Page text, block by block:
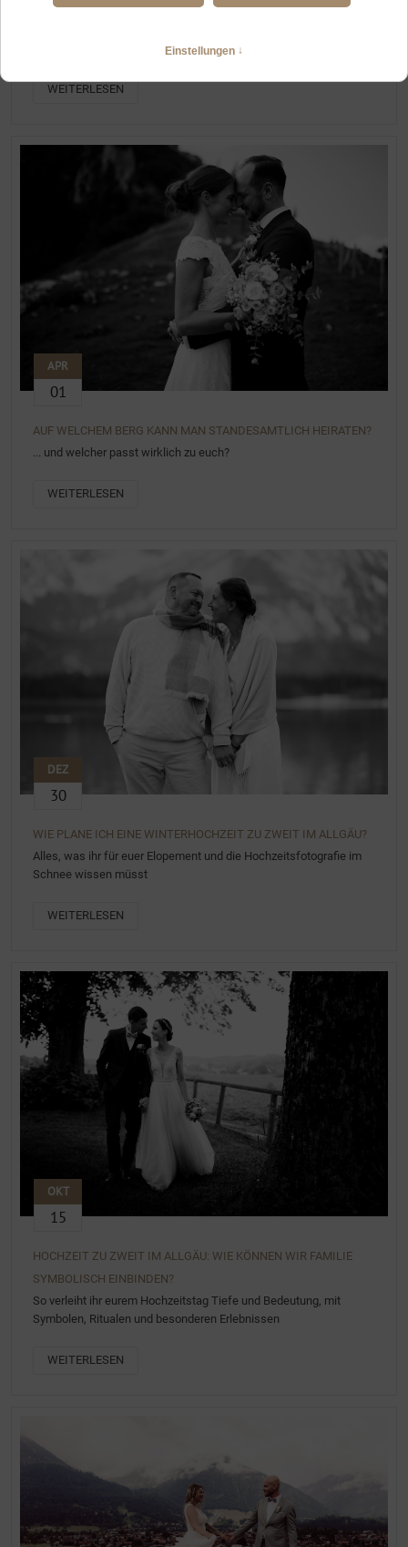
HOCHZEITSFOTOGRAFIN IM ALLGÄU MIT ERFAHRUNG BEI
Intime Hochzeit im Jagdhaus Oberstdorf und Alpe Dornach
WEITERLESEN
APR
01
AUF WELCHEM BERG KANN MAN STANDESAMTLICH HEIRATEN?
... und welcher passt wirklich zu euch?
WEITERLESEN
DEZ
30
WIE PLANE ICH EINE WINTERHOCHZEIT ZU ZWEIT IM ALLGÄU?
Alles, was ihr für euer Elopement und die Hochzeitsfotografie im
Schnee wissen müsst
WEITERLESEN
OKT
15
HOCHZEIT ZU ZWEIT IM ALLGÄU: WIE KÖNNEN WIR FAMILIE
SYMBOLISCH EINBINDEN?
So verleiht ihr eurem Hochzeitstag Tiefe und Bedeutung, mit
Symbolen, Ritualen und besonderen Erlebnissen
WEITERLESEN